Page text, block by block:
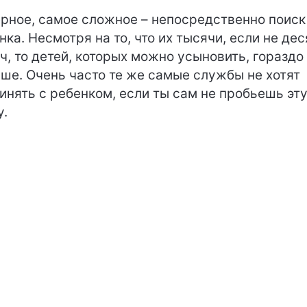
самое сложное – непосредственно поиск
Несмотря на то, что их тысячи, если не
то детей, которых можно усыновить, гораздо
Очень часто те же самые службы не хотят
с ребенком, если ты сам не пробьешь эту